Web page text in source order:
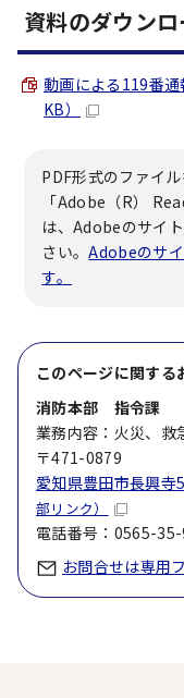
資料のダウン
動画による119番
KB）
PDF形式のファイ
「Adobe（R）
は、Adobeのサイ
さい。Adobeのサ
す。
このページに関する
消防本部 指令課
業務内容：火災、救
〒471-0879
愛知県豊田市長興
部リンク）
電話番号：0565-
お問合せは専用